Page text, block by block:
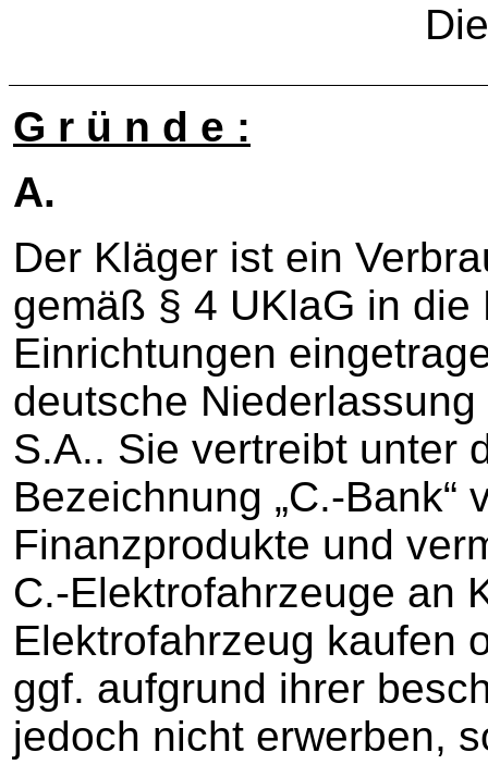
Die
G r ü n d e :
A.
Der Kläger ist ein
gemäß § 4 UKlaG in
Einrichtungen
deutsche
S.A.. Sie vertreibt unter
Bezeichnung „C.-Bank“
Finanzprodukte und
C.-Elektrofahrzeuge an
Elektrofahrzeug kaufen
ggf. aufgrund ihrer
jedoch nicht erwerben,